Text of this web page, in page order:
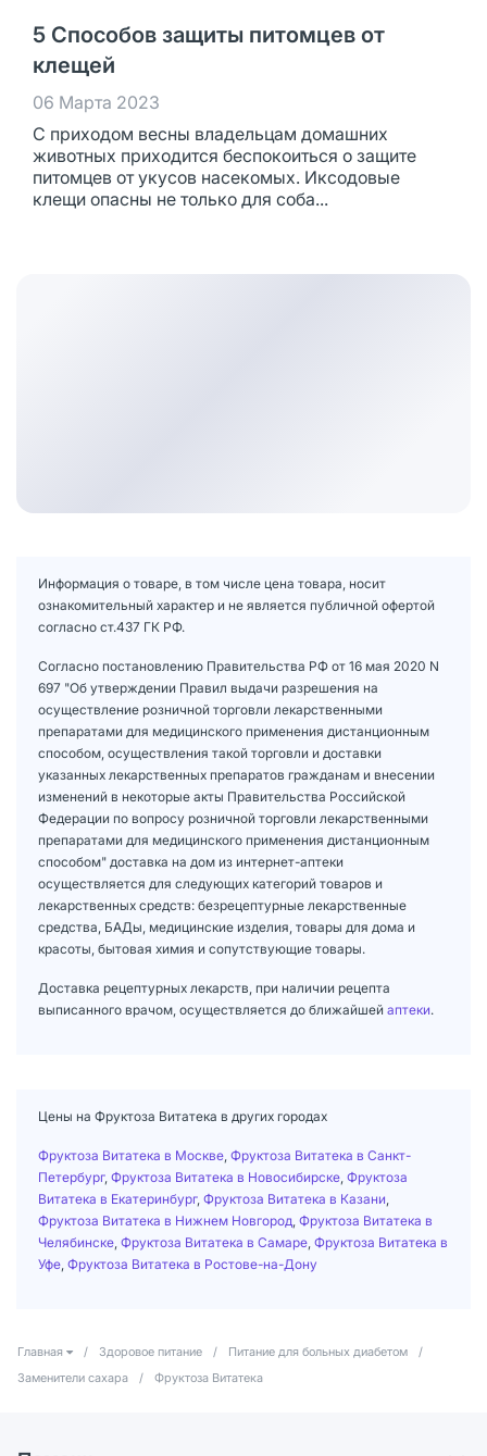
5 Способов защиты питомцев от
клещей
06 Марта 2023
С приходом весны владельцам домашних
животных приходится беспокоиться о защите
питомцев от укусов насекомых. Иксодовые
клещи опасны не только для соба...
Информация о товаре, в том числе цена товара, носит
ознакомительный характер и не является публичной офертой
согласно ст.437 ГК РФ.
Согласно постановлению Правительства РФ от 16 мая 2020 N
697 "Об утверждении Правил выдачи разрешения на
осуществление розничной торговли лекарственными
препаратами для медицинского применения дистанционным
способом, осуществления такой торговли и доставки
указанных лекарственных препаратов гражданам и внесении
изменений в некоторые акты Правительства Российской
Федерации по вопросу розничной торговли лекарственными
препаратами для медицинского применения дистанционным
способом" доставка на дом из интернет-аптеки
осуществляется для следующих категорий товаров и
лекарственных средств: безрецептурные лекарственные
средства, БАДы, медицинские изделия, товары для дома и
красоты, бытовая химия и сопутствующие товары.
Доставка рецептурных лекарств, при наличии рецепта
выписанного врачом, осуществляется до ближайшей аптеки.
Цены на Фруктоза Витатека в других городах
Фруктоза Витатека в Москве Фруктоза Витатека в Санкт-
Петербург, Фруктоза Витатека в Новосибирске Фруктоза
Витатека в Екатеринбург, Фруктоза Витатека в Казани
Фруктоза Витатека в Нижнем Новгород Фруктоза Витатека в
Челябинске Фруктоза Витатека в Самаре Фруктоза Витатека в
Уфе Фруктоза Витатека в Ростове-на-Дону
Главная / Здоровое питание / Питание для больных диабетом
/
Заменители сахара
/ Фруктоза Витатека